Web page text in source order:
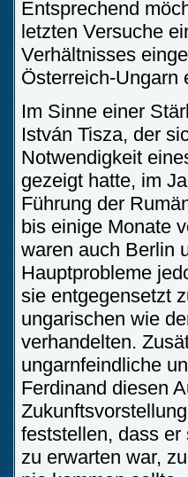
Entsprechend
letzten Versuche
Verhältnisses
Österreich-Ungarn
Im Sinne einer
István Tisza, der
Notwendigkeit
gezeigt hatte, im
Führung der
bis einige Monate
waren auch Berlin
Hauptprobleme
sie entgegensetzt
ungarischen wie
verhandelten.
ungarnfeindliche
Ferdinand diesen
feststellen, dass
zu erwarten war,